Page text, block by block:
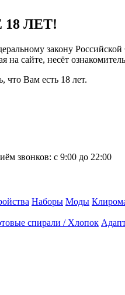
ЛЕТ!
закону
на сайте, несёт
Вам есть 18 лет.
звонков: с 9:00 до 22:00
Наборы Моды
спирали / Хлопок